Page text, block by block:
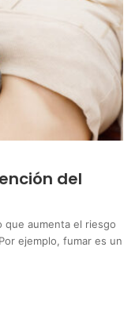
del
aumenta el riesgo
ejemplo, fumar es un